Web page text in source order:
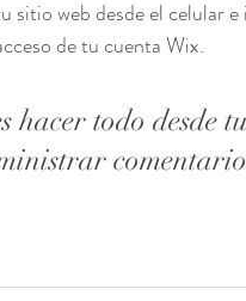
sitio web desde el celular
de tu cuenta Wix.
hacer todo desde